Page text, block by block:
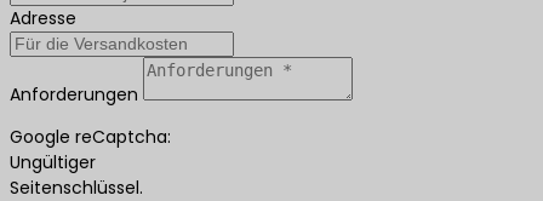
Adresse
Anforderungen
Google reCaptcha:
Ungültiger
Seitenschlüssel.